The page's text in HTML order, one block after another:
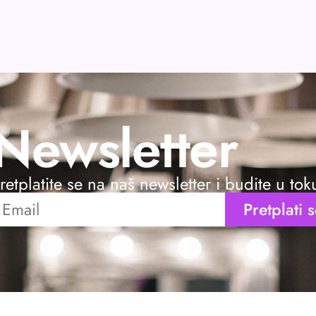
se na naš newsletter i budite u
Pretplati